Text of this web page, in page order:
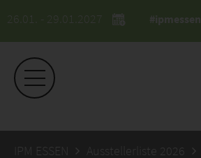
26.01. - 29.01.2027 #ipmessen
IPM ESSEN
Ausstellerliste 2026